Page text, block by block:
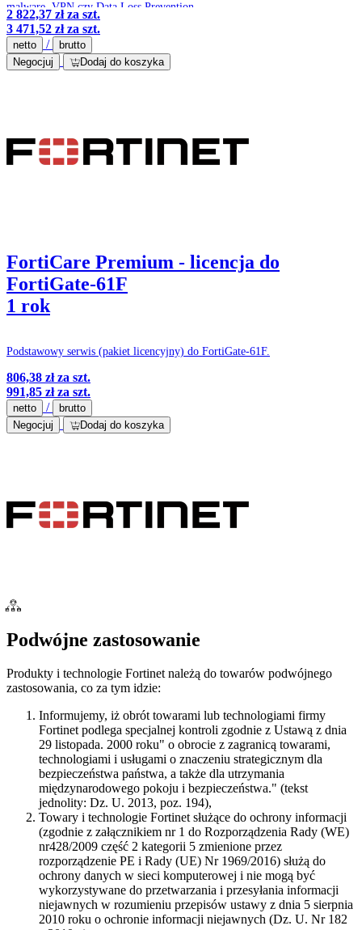
malware, VPN czy Data Loss Prevention.
2 822,37 złza szt.
3 471,52 złza szt.
netto /
brutto
Negocjuj
Dodaj do koszyka
FortiCare Premium - licencja do
FortiGate-61F
1 rok
Podstawowy serwis (pakiet licencyjny) do FortiGate-61F.
806,38 złza szt.
991,85 złza szt.
netto /
brutto
Negocjuj
Dodaj do koszyka
Podwójne zastosowanie
Produkty i technologie Fortinet należą do towarów podwójnego
zastosowania, co za tym idzie:
Informujemy, iż obrót towarami lub technologiami firmy
Fortinet podlega specjalnej kontroli zgodnie z Ustawą z dnia
29 listopada. 2000 roku" o obrocie z zagranicą towarami,
technologiami i usługami o znaczeniu strategicznym dla
bezpieczeństwa państwa, a także dla utrzymania
międzynarodowego pokoju i bezpieczeństwa." (tekst
jednolity: Dz. U. 2013, poz. 194),
Towary i technologie Fortinet służące do ochrony informacji
(zgodnie z załącznikiem nr 1 do Rozporządzenia Rady (WE)
nr428/2009 część 2 kategorii 5 zmienione przez
rozporządzenie PE i Rady (UE) Nr 1969/2016) służą do
ochrony danych w sieci komputerowej i nie mogą być
wykorzystywane do przetwarzania i przesyłania informacji
niejawnych w rozumieniu przepisów ustawy z dnia 5 sierpnia
2010 roku o ochronie informacji niejawnych (Dz. U. Nr 182